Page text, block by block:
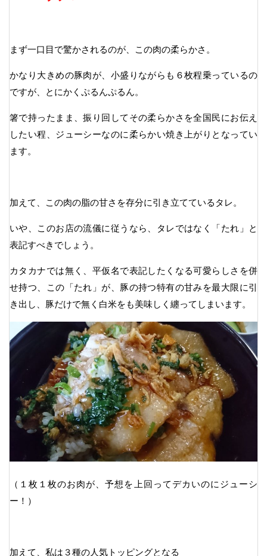
まず一口目で驚かされるのが、この肉の柔らかさ。
かなり大きめの豚肉が、小盛りながらも６枚程乗っているの
ですが、とにかくぷるんぷるん。
箸で持ったまま、振り回してその柔らかさを全国民にお伝え
したい程、ジューシーなのに柔らかい焼き上がりとなってい
ます。
加えて、この肉の脂の甘さを存分に引き立てているタレ。
いや、このお店の流儀に従うなら、タレではなく「たれ」と
表記すべきでしょう。
カタカナでは無く、平仮名で表記したくなる可愛らしさを併
せ持つ、この「たれ」が、豚の持つ特有の甘みを最大限に引
き出し、豚だけで無く白米をも美味しく纏ってしまいます。
（１枚１枚のお肉が、予想を上回ってデカいのにジューシ
ー！）
加えて、私は３種の人気トッピングとなる